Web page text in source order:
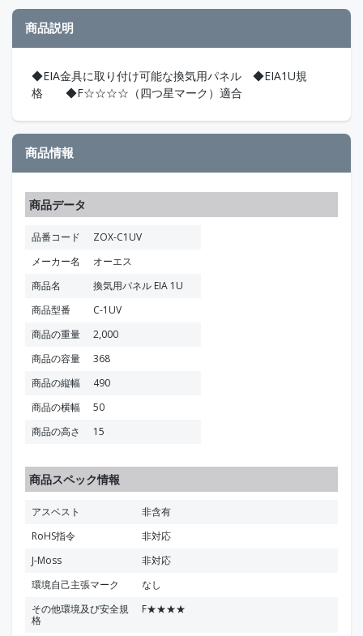
商品説明
◆EIA金具に取り付け可能な換気用パネル ◆EIA1U規
格 ◆F☆☆☆☆（四つ星マーク）適合
商品情報
商品データ
品番コード
ZOX-C1UV
メーカー名
オーエス
商品名
換気用パネル EIA 1U
商品型番
C-1UV
商品の重量
2,000
商品の容量
368
商品の縦幅
490
商品の横幅
50
商品の高さ
15
商品スペック情報
アスベスト
非含有
RoHS指令
非対応
J-Moss
非対応
環境自己主張マーク
なし
その他環境及び安全規
格
F★★★★